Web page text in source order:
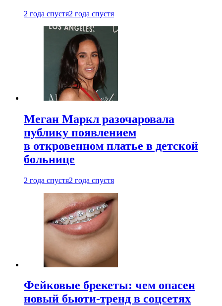
2 года спустя2 года спустя
Меган Маркл разочаровала
публику появлением
в откровенном платье в детской
больнице
2 года спустя2 года спустя
Фейковые брекеты: чем опасен
новый бьюти-тренд в соцсетях